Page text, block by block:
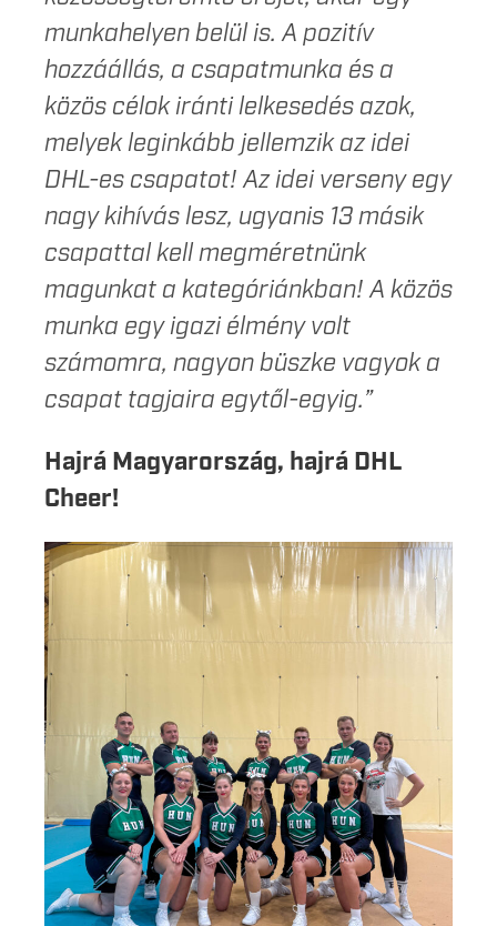
munkahelyen belül is. A pozitív
hozzáállás, a csapatmunka és a
közös célok iránti lelkesedés azok,
melyek leginkább jellemzik az idei
DHL-es csapatot! Az idei verseny egy
nagy kihívás lesz, ugyanis 13 másik
csapattal kell megméretnünk
magunkat a kategóriánkban! A közös
munka egy igazi élmény volt
számomra, nagyon büszke vagyok a
csapat tagjaira egytől-egyig.”
Hajrá Magyarország, hajrá DHL
Cheer!